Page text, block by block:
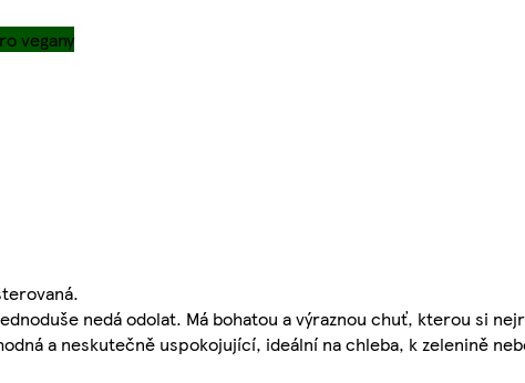
vegany
nedá odolat. Má bohatou a výraznou chuť, kterou si
a neskutečně uspokojující, ideální na chleba, k zelenině